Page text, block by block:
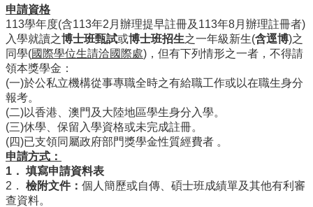
大
醫
院
醫
學
院
工
學
院
聯
絡
我
們
申請資格
113學年度(含113年2月辦理提早註冊及113年8月辦理註冊者)
入學就讀之博士班甄試或博士班招生之一年級新生(含逕博)之
同學(國際學位生請洽國際處)，但有下列情形之一者，不得請
領本獎學金：
(一)於公私立機構從事專職全時之有給職工作或以在職生身分
報考。
(二)以香港、澳門及大陸地區學生身分入學。
(三)休學、保留入學資格或未完成註冊。
(四)已支領同屬政府部門獎學金性質經費者 。
申請方式：
1． 填寫申請資料表
2． 檢附文件： 個人簡歷或自傳、碩士班成績單及其他有利審
查資料。